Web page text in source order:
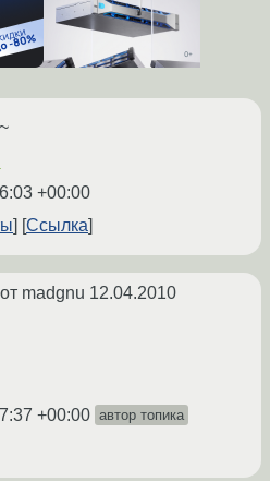
+00:00
Ссылка
от madgnu 12.04.2010
+00:00 автор топика